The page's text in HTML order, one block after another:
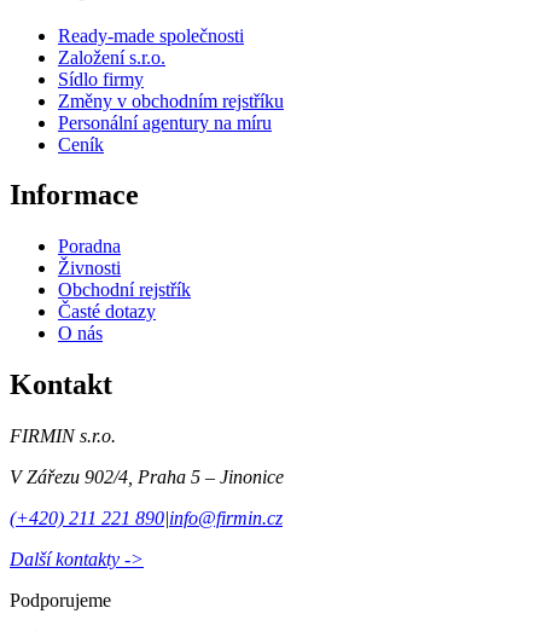
Ready-made společnosti
Založení s.r.o.
Sídlo firmy
Změny v obchodním rejstříku
Personální agentury na míru
Ceník
Informace
Poradna
Živnosti
Obchodní rejstřík
Časté dotazy
O nás
Kontakt
FIRMIN s.r.o.
V Zářezu 902/4 Praha 5 – Jinonice
(+420) 211 221 890|info@firmin.cz
Další kontakty ->
Podporujeme